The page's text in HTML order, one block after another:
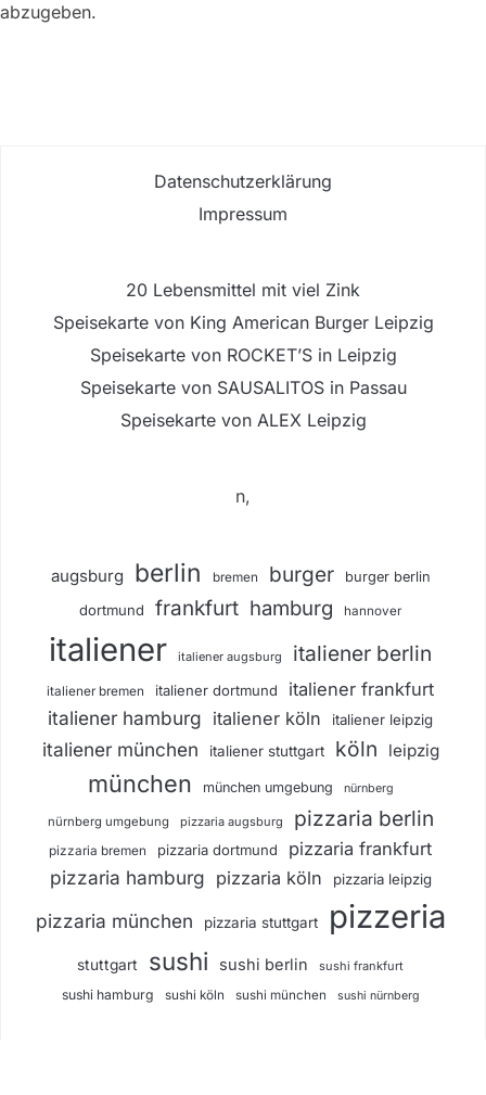
abzugeben.
Datenschutzerklärung
Impressum
20 Lebensmittel mit viel Zink
Speisekarte von King American Burger Leipzig
Speisekarte von ROCKET’S in Leipzig
Speisekarte von SAUSALITOS in Passau
Speisekarte von ALEX Leipzig
n,
augsburg berlin bremen burger burger berlin
dortmund frankfurt hamburg hannover
italiener italiener augsburg italiener berlin
italiener bremen italiener dortmund italiener frankfurt
italiener hamburg italiener köln italiener leipzig
italiener münchen italiener stuttgart köln leipzig
münchen münchen umgebung nürnberg
nürnberg umgebung pizzaria augsburg pizzaria berlin
pizzaria bremen pizzaria dortmund pizzaria frankfurt
pizzaria hamburg pizzaria köln pizzaria leipzig
pizzaria münchen pizzaria stuttgart pizzeria
stuttgart sushi sushi berlin sushi frankfurt
sushi hamburg sushi köln sushi münchen sushi nürnberg